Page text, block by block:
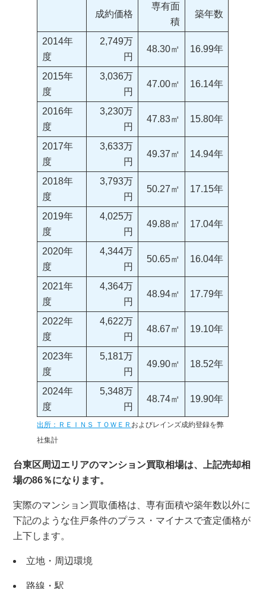
成約価格
専有面
積
築年数
2014年
度
2,749万
円
48.30㎡ 16.99年
2015年
度
3,036万
円
47.00㎡ 16.14年
2016年
度
3,230万
円
47.83㎡ 15.80年
2017年
度
3,633万
円
49.37㎡ 14.94年
2018年
度
3,793万
円
50.27㎡ 17.15年
2019年
度
4,025万
円
49.88㎡ 17.04年
2020年
度
4,344万
円
50.65㎡ 16.04年
2021年
度
4,364万
円
48.94㎡ 17.79年
2022年
度
4,622万
円
48.67㎡ 19.10年
2023年
度
5,181万
円
49.90㎡ 18.52年
2024年
度
5,348万
円
48.74㎡ 19.90年
出所：ＲＥＩＮＳ ＴＯＷＥＲ およびレインズ成約登録を弊
社集計
台東区周辺エリアのマンション買取相場は、上記売却相
場の86％になります。
実際のマンション買取価格は、専有面積や築年数以外に
下記のような住戸条件のプラス・マイナスで査定価格が
上下します。
立地・周辺環境
路線・駅